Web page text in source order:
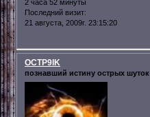
2 часа 52 минуты
Последний визит:
21 августа, 2009г. 23:15:20
OCTP9IK
познавший истину острых шуток